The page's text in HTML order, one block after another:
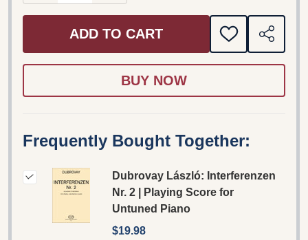
ADD TO CART
ADD
TO
SHARE
Frequently Bought Together:
Dubrovay László: Interferenzen
Nr. 2 | Playing Score for
Untuned Piano
$19.98